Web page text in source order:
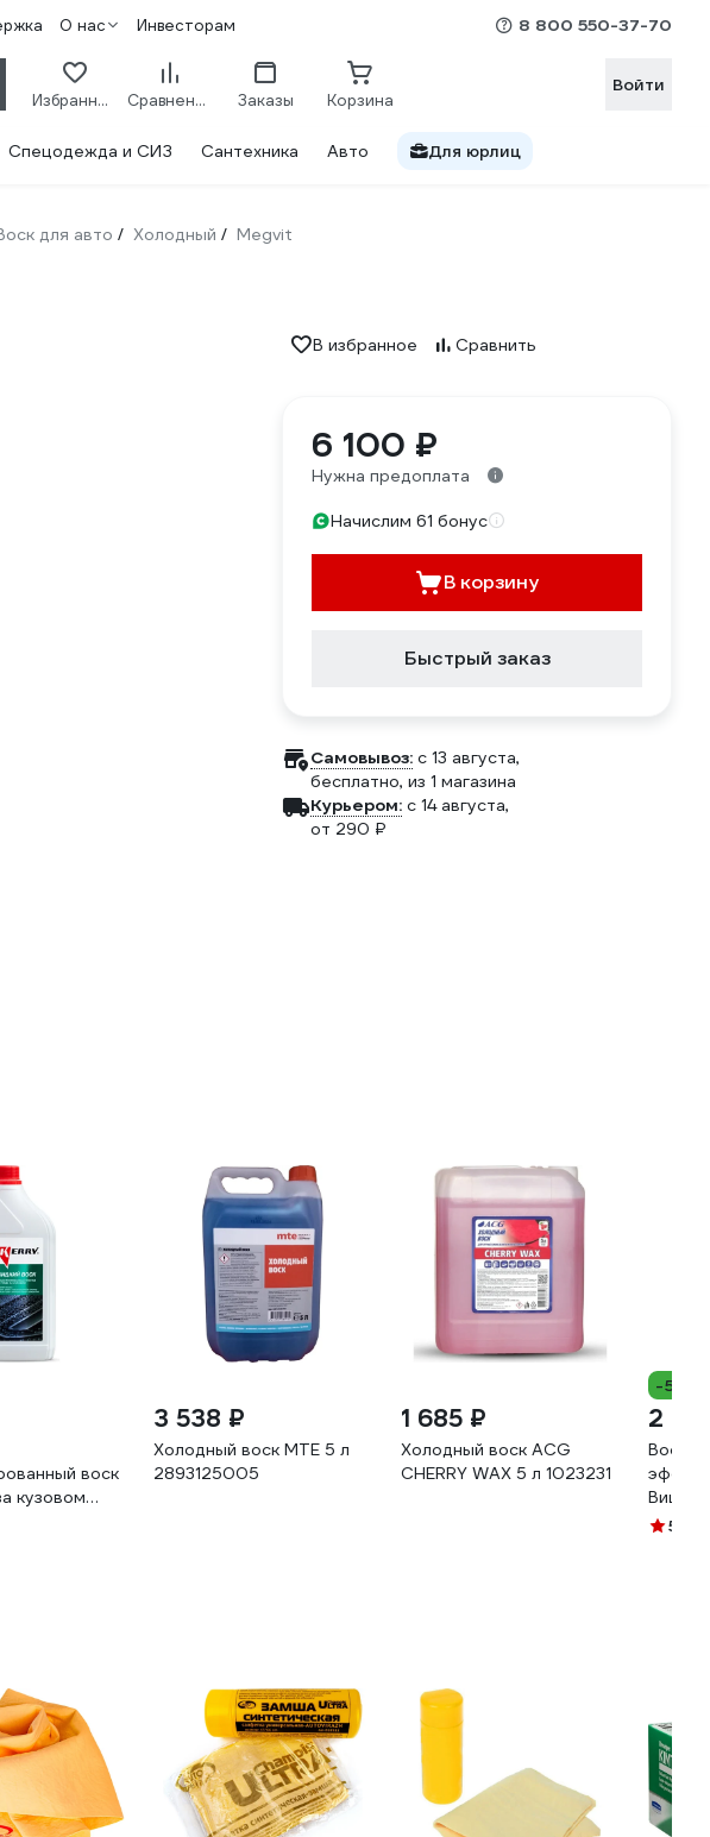
О нас Инвесторам 8 800 550-37-70
Избранное Сравнение Заказы Корзина
Войти
Спецодежда и СИЗ Сантехника Авто Для юрлиц
для авто / Холодный / Megvit
В избранное Сравнить
6 100 ₽
Нужна предоплата
Начислим 61 бонус
В корзину
Быстрый заказ
Самовывоз: c 13 августа,
бесплатно, из 1 магазина
Курьером: c 14 августа,
от 290 ₽
воск
кузовом
3 538 ₽
Холодный воск MTE 5 л
2893125005
1 685 ₽
Холодный воск ACG
CHERRY WAX 5 л 1023231
-5%
2
Воск с
Вишня)
5